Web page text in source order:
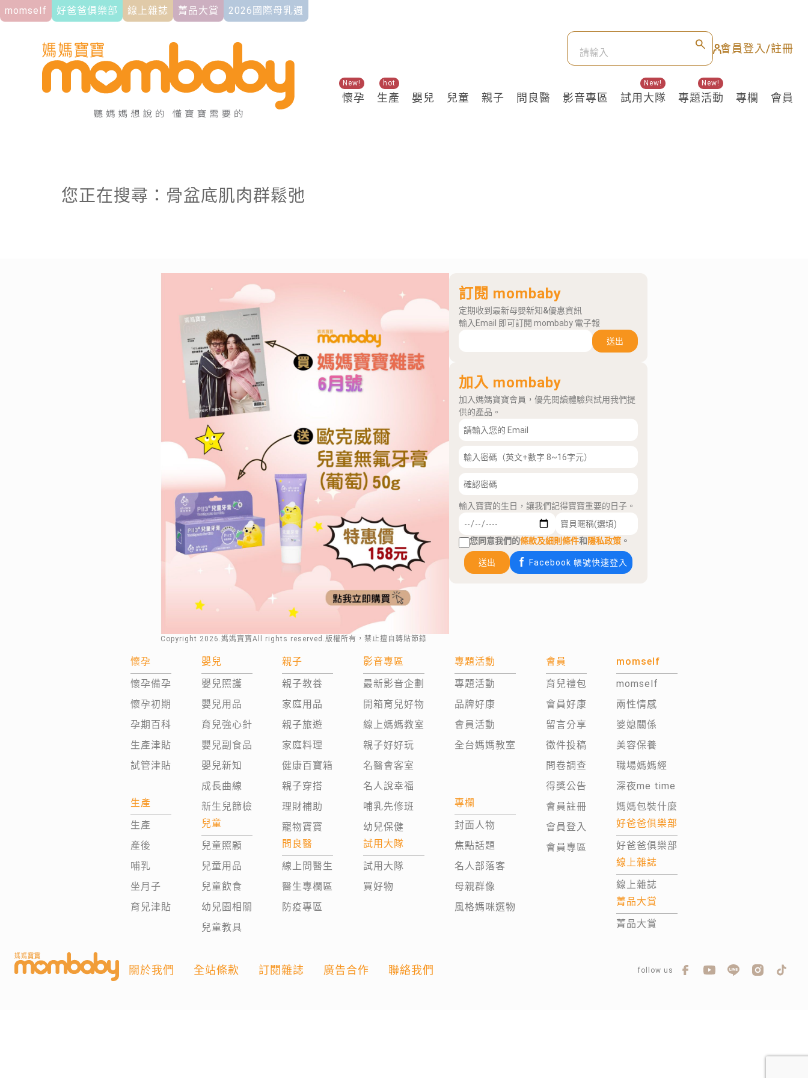
momself 好爸爸俱樂部 線上雜誌 菁品大賞 2026國際母乳週
會員登入/註冊
懷孕
New!
生產
hot
嬰兒 兒童 親子 問良醫 影音專區 試用大隊
New!
專題活動
New!
專欄 會員
關鍵熱搜
您正在搜尋：骨盆底肌肉群鬆弛
Copyright 2026 .媽媽寶寶All rights reserved.版權所有，禁止擅自轉貼節錄
訂閱 mombaby
定期收到最新母嬰新知&優惠資訊
輸入Email 即可訂閱 mombaby 電子報
送出
加入 mombaby
加入媽媽寶寶會員，優先閱讀體驗與試用我們提
供的產品。
輸入寶寶的生日，讓我們記得寶寶重要的日子。
您同意我們的條款及細則條件和隱私政策 。
送出 Facebook 帳號快速登入
懷孕
懷孕備孕
懷孕初期
孕期百科
生產津貼
試管津貼
生產
生產
產後
哺乳
坐月子
育兒津貼
嬰兒
嬰兒照護
嬰兒用品
育兒強心針
嬰兒副食品
嬰兒新知
成長曲線
新生兒篩檢
兒童
兒童照顧
兒童用品
兒童飲食
幼兒園相關
兒童教具
親子
親子教養
家庭用品
親子旅遊
家庭料理
健康百寶箱
親子穿搭
理財補助
寵物寶寶
問良醫
線上問醫生
醫生專欄區
防疫專區
影音專區
最新影音企劃
開箱育兒好物
線上媽媽教室
親子好好玩
名醫會客室
名人說幸福
哺乳先修班
幼兒保健
試用大隊
試用大隊
買好物
專題活動
專題活動
品牌好康
會員活動
全台媽媽教室
專欄
封面人物
焦點話題
名人部落客
母親群像
風格媽咪選物
會員
育兒禮包
會員好康
留言分享
徵件投稿
問卷調查
得獎公告
會員註冊
會員登入
會員專區
momself
momself
兩性情感
婆媳關係
美容保養
職場媽媽經
深夜me time
媽媽包裝什麼
好爸爸俱樂部
好爸爸俱樂部
線上雜誌
線上雜誌
菁品大賞
菁品大賞
關於我們 全站條款 訂閱雜誌 廣告合作 聯絡我們 follow us